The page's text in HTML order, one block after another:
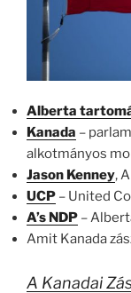
Alberta
Kanada –
alkotmányos
Jason Kenney,
UCP – United
A’s NDP –
Amit Kanada
A Kanadai